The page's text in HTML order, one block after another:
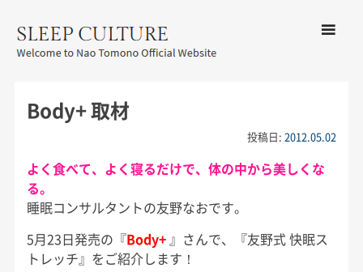
CULTURE
ー
ツへ移動
Body+ 取材
投稿日:2012.05.02
よく食べて、よく寝るだけで、体の中から美しくな
る。
睡眠コンサルタントの友野なおです。
5月23日発売の『Body+』さんで、『友野式 快眠ス
トレッチ』をご紹介します！